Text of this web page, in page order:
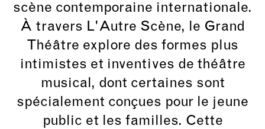
scène contemporaine internationale.
À travers L'Autre Scène, le Grand
Théâtre explore des formes plus
intimistes et inventives de théâtre
musical, dont certaines sont
spécialement conçues pour le jeune
public et les familles. Cette